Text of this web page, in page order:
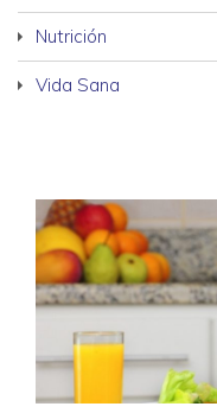
Nutrición
Vida Sana